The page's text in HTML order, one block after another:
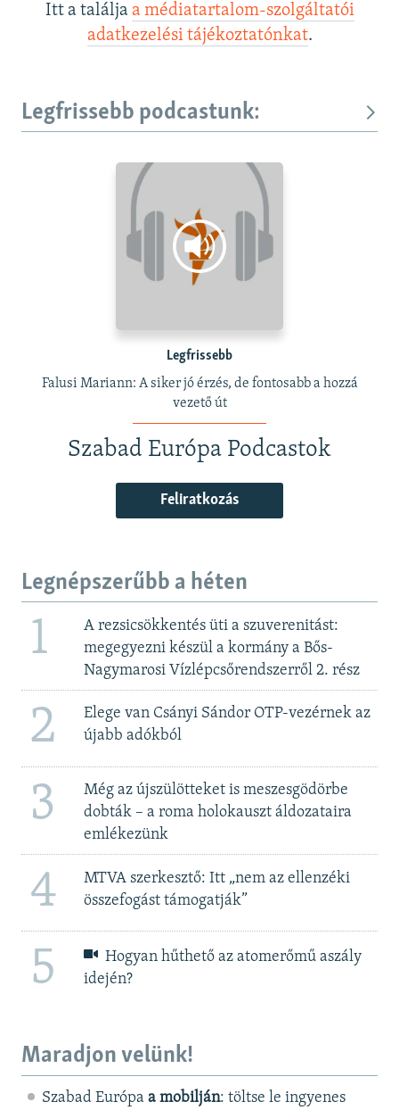
Itt a találja a médiatartalom-szolgáltatói
adatkezelési tájékoztatónkat.
Legfrissebb podcastunk:
Legfrissebb
Falusi Mariann: A siker jó érzés, de fontosabb a hozzá
vezető út
Szabad Európa Podcastok
Feliratkozás
Legnépszerűbb a héten
1
A rezsicsökkentés üti a szuverenitást:
megegyezni készül a kormány a Bős-
Nagymarosi Vízlépcsőrendszerről 2. rész
2
Elege van Csányi Sándor OTP-vezérnek az
újabb adókból
3
Még az újszülötteket is meszesgödörbe
dobták – a roma holokauszt áldozataira
emlékezünk
4
MTVA szerkesztő: Itt „nem az ellenzéki
összefogást támogatják”
5
Hogyan hűthető az atomerőmű aszály
idején?
Maradjon velünk!
Szabad Európa a mobilján: töltse le ingyenes